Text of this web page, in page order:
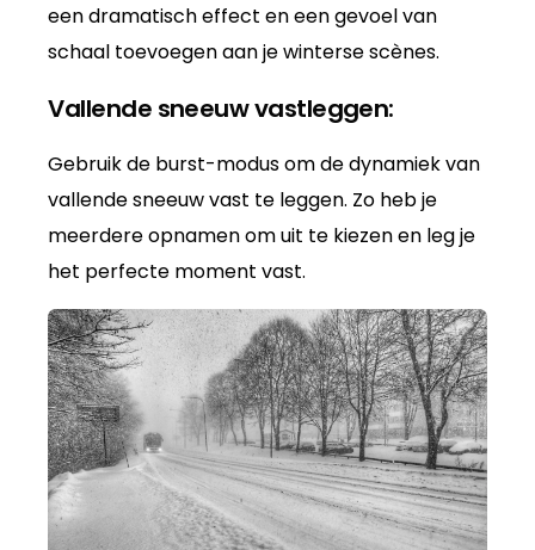
een dramatisch effect en een gevoel van
schaal toevoegen aan je winterse scènes.
Vallende sneeuw vastleggen:
Gebruik de burst-modus om de dynamiek van
vallende sneeuw vast te leggen. Zo heb je
meerdere opnamen om uit te kiezen en leg je
het perfecte moment vast.